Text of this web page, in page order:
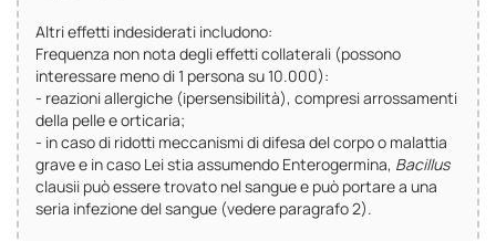
Altri effetti indesiderati includono:
Frequenza non nota degli effetti collaterali (possono
interessare meno di 1 persona su 10.000):
- reazioni allergiche (ipersensibilità), compresi arrossamenti
della pelle e orticaria;
- in caso di ridotti meccanismi di difesa del corpo o malattia
grave e in caso Lei stia assumendo Enterogermina, Bacillus
clausii può essere trovato nel sangue e può portare a una
seria infezione del sangue (vedere paragrafo 2).